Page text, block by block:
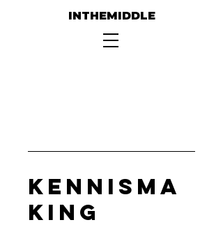
INTHEMIDDLE
Kennisma
king